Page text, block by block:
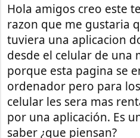
i
n
i
i
o
Hola amigos creo este
razon que me gustaria
tuviera una aplicacion
desde el celular de una
porque esta pagina se
ordenador pero para
celular les sera mas
por una aplicación. Es
saber ¿que piensan?